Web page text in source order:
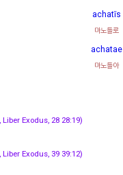
achatīs
마노들로
achatae
마노들아
Exodus, 28 28:19)
Exodus, 39 39:12)